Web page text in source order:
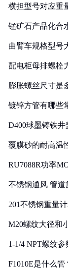
横担型号对应重
锰矿石产品化合
曲臂车规格型号
配电柜母排螺栓
膨胀螺丝尺寸是
镀锌方管有哪些
D400球墨铸铁井
覆膜砂的耐高温
RU7088R功率
不锈钢通风 管道
201不锈钢重量
M20螺纹大径和
1-1/4 NPT螺纹
F1010E是什么管